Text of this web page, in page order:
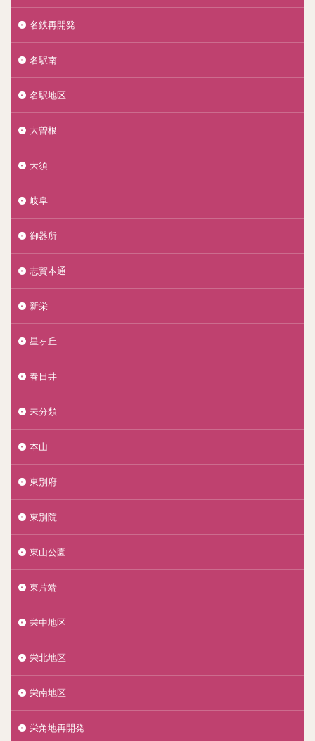
名鉄再開発
名駅南
名駅地区
大曽根
大須
岐阜
御器所
志賀本通
新栄
星ヶ丘
春日井
未分類
本山
東別府
東別院
東山公園
東片端
栄中地区
栄北地区
栄南地区
栄角地再開発